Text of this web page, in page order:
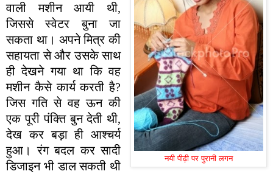
नयी पीढ़ी पर पुरानी लगन
वाली मशीन आयी थी,
जिससे स्वेटर बुना जा
सकता था। अपने मित्र की
सहायता से और उसके साथ
ही देखने गया था कि वह
मशीन कैसे कार्य करती है?
जिस गति से वह ऊन की
एक पूरी पंक्ति बुन देती थी,
देख कर बड़ा ही आश्चर्य
हुआ। रंग बदल कर सादी
डिजाइन भी डाल सकती थी